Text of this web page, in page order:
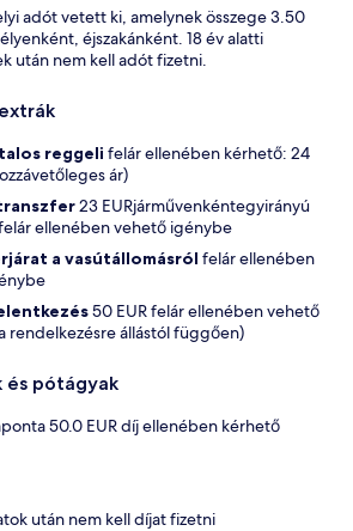
adót vetett ki, amelynek összege 3.50
éjszakánként. 18 év alatti
után nem kell adót fizetni.
reggeli felár ellenében kérhető: 24
ár)
23 EURjárművenkéntegyirányú
ellenében vehető igénybe
a vasútállomásról felár ellenében
50 EUR felár ellenében vehető
rendelkezésre állástól függően)
és pótágyak
50.0 EUR díj ellenében kérhető
után nem kell díjat fizetni